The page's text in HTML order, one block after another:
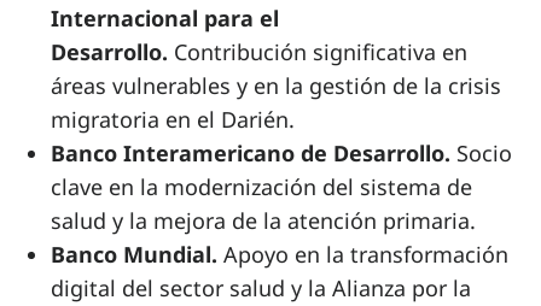
Internacional para el
Desarrollo. Contribución significativa en
áreas vulnerables y en la gestión de la crisis
migratoria en el Darién.
Banco Interamericano de Desarrollo. Socio
clave en la modernización del sistema de
salud y la mejora de la atención primaria.
Banco Mundial. Apoyo en la transformación
digital del sector salud y la Alianza por la